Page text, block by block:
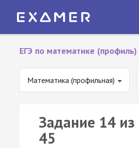
ЕГЭ по математике
Математика (профильная)
Задание 14
45